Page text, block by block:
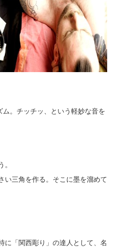
。チッチッ、という軽妙な音を
。
い三角を作る。そこに墨を溜めて
に「関西彫り」の達人として、名